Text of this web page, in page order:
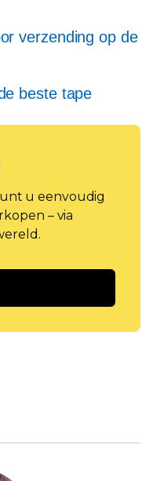
verzending op de
beste tape
u eenvoudig
– via